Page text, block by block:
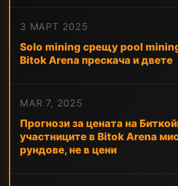
3 МАРТ 2025
Solo mining срещу pool
Bitok Arena прескача и двете
MAR 7, 2025
Прогнози за цената на
участниците в Bitok Arena
рундове, не в цени